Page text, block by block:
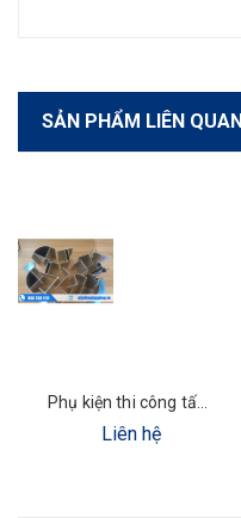
SẢN PHẨM LIÊN
Phụ kiện thi công tấm Panel
Liên hệ